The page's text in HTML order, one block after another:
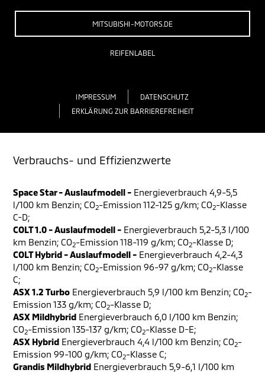
MITSUBISHI-MOTORS.DE
REIFENLABEL
IMPRESSUM
DATENSCHUTZ
ERKLÄRUNG ZUR BARRIEREFREIHEIT
Verbrauchs- und Effizienzwerte
Space Star - Auslaufmodell - Energieverbrauch 4,9-5,5
l/100 km Benzin; CO2-Emission 112-125 g/km; CO2-Klasse
C-D;
COLT 1.0 - Auslaufmodell - Energieverbrauch 5,2-5,3 l/100
km Benzin; CO2-Emission 118-119 g/km; CO2-Klasse D;
COLT Hybrid - Auslaufmodell - Energieverbrauch 4,2-4,3
l/100 km Benzin; CO2-Emission 96-97 g/km; CO2-Klasse
C;
ASX 1.2 Turbo Energieverbrauch 5,9 l/100 km Benzin; CO2-
Emission 133 g/km; CO2-Klasse D;
ASX Mildhybrid Energieverbrauch 6,0 l/100 km Benzin;
CO2-Emission 135-137 g/km; CO2-Klasse D-E;
ASX Hybrid Energieverbrauch 4,4 l/100 km Benzin; CO2-
Emission 99-100 g/km; CO2-Klasse C;
Grandis Mildhybrid Energieverbrauch 5,9-6,1 l/100 km